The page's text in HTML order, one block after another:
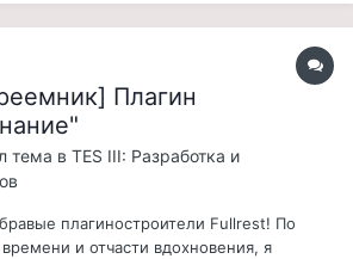
Плагин
тема в TES III: Разработка и
плагиностроители Fullrest! По
и отчасти вдохновения, я